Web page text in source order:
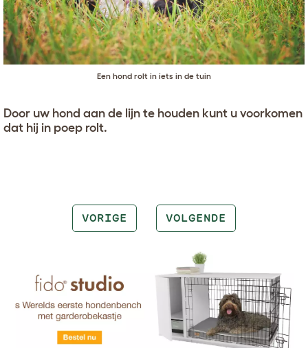
Een hond rolt in iets in de tuin
Door uw hond aan de lijn te houden kunt u voorkomen
dat hij in poep rolt.
VORIGE VOLGENDE